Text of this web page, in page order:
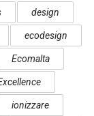
design
ecodesign
Ecomalta
ionizzare